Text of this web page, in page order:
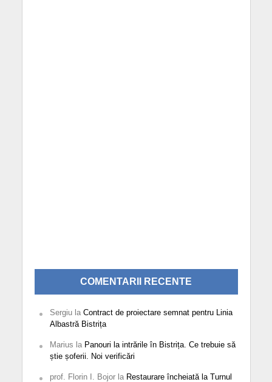
COMENTARII RECENTE
Sergiula Contract de proiectare semnat pentru Linia
Albastră Bistrița
Marius la Panouri la intrările în Bistrița. Ce trebuie să
știe șoferii. Noi verificări
prof. Florin I. Bojorla Restaurare încheiată la Turnul